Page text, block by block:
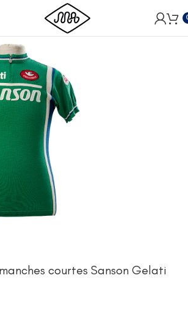
courtes Sanson Gelati
EU, as from 199€.